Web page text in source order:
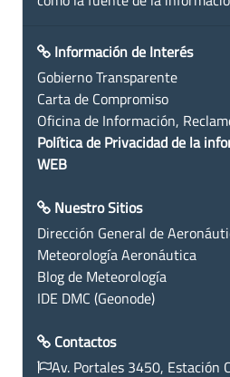
Información de Interés
Gobierno Transparente
Carta de Compromiso
Oficina de Información,
Política de Privacidad de la
WEB
Nuestro Sitios
Dirección General de
Meteorología Aeronáutica
Blog de Meteorología
IDE DMC (Geonode)
Contactos
Av. Portales 3450, Estación